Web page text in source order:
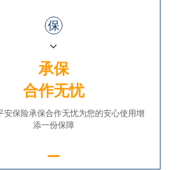
保
承保
合作无忧
安保险承保合作无忧为您的安心使用增
添一份保障